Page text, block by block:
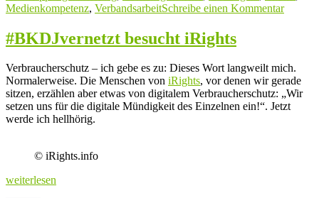
Medienkompetenz, VerbandsarbeitSchreibe einen Kommentarzu
Mein
#BKDJvernetzt besucht iRights
Verbraucherschutz – ich gebe es zu: Dieses Wort langweilt mich.
Normalerweise. Die Menschen von iRights, vor denen wir gerade
sitzen, erzählen aber etwas von digitalem Verbraucherschutz: „Wir
setzen uns für die digitale Mündigkeit des Einzelnen ein!“. Jetzt
werde ich hellhörig.
© iRights.info
„#BKDJvernetzt
weiterlesen